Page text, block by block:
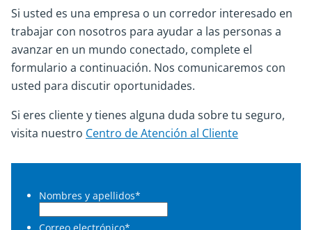
Si usted es una empresa o un corredor interesado en
trabajar con nosotros para ayudar a las personas a
avanzar en un mundo conectado, complete el
formulario a continuación. Nos comunicaremos con
usted para discutir oportunidades.
Si eres cliente y tienes alguna duda sobre tu seguro,
visita nuestro Centro de Atención al Cliente